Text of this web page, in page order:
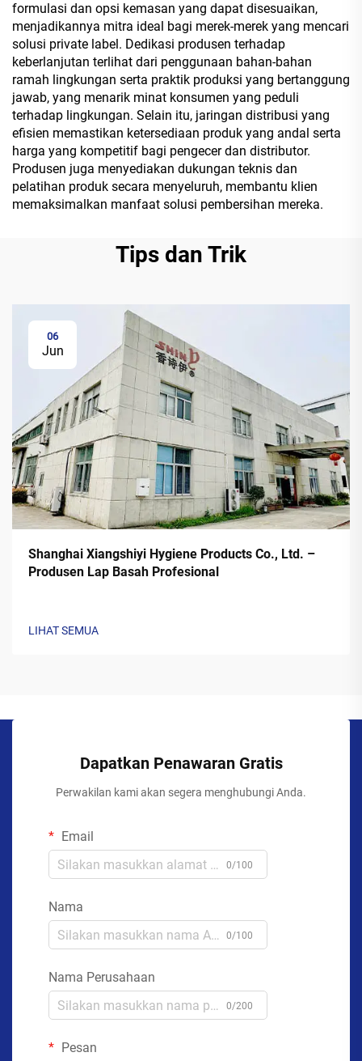
formulasi dan opsi kemasan yang dapat disesuaikan,
menjadikannya mitra ideal bagi merek-merek yang mencari
solusi private label. Dedikasi produsen terhadap
keberlanjutan terlihat dari penggunaan bahan-bahan
ramah lingkungan serta praktik produksi yang bertanggung
jawab, yang menarik minat konsumen yang peduli
terhadap lingkungan. Selain itu, jaringan distribusi yang
efisien memastikan ketersediaan produk yang andal serta
harga yang kompetitif bagi pengecer dan distributor.
Produsen juga menyediakan dukungan teknis dan
pelatihan produk secara menyeluruh, membantu klien
memaksimalkan manfaat solusi pembersihan mereka.
Tips dan Trik
06
Jun
Shanghai Xiangshiyi Hygiene Products Co., Ltd. –
Produsen Lap Basah Profesional
LIHAT SEMUA
Dapatkan Penawaran Gratis
Perwakilan kami akan segera menghubungi Anda.
Email
0/100
Nama
0/100
Nama Perusahaan
0/200
Pesan